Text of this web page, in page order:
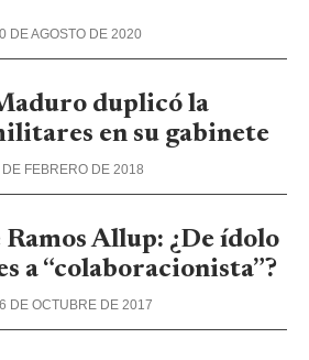
DE AGOSTO DE 2020
duplicó la
en su gabinete
DE FEBRERO DE 2018
Ramos Allup: ¿De ídolo
a “colaboracionista”?
DE OCTUBRE DE 2017